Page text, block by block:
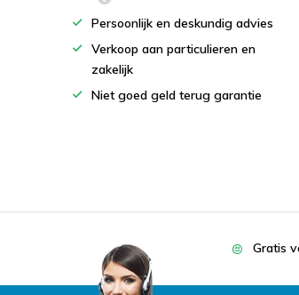
Persoonlijk en deskundig advies
Verkoop aan particulieren en
zakelijk
Niet goed geld terug garantie
Gratis